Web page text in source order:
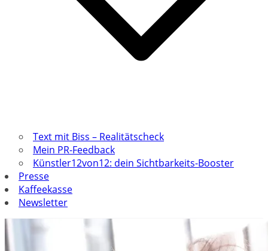
Text mit Biss – Realitätscheck
Mein PR-Feedback
Künstler12von12: dein Sichtbarkeits-Booster
Presse
Kaffeekasse
Newsletter